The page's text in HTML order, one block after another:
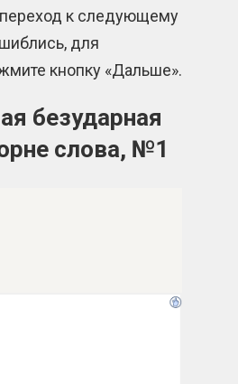
к следующему
для
кнопку «Дальше».
безударная
слова, №1